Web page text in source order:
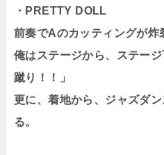
・PRETTY DOLL
前奏でAのカッティングが炸
俺はステージから、ステー
蹴り！！」
更に、着地から、ジャズダ
る。